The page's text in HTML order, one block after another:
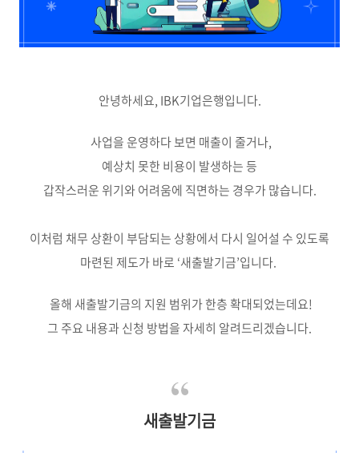
안녕하세요, IBK기업은행입니다.
사업을 운영하다 보면 매출이 줄거나,
예상치 못한 비용이 발생하는 등
갑작스러운 위기와 어려움에 직면하는 경우가 많습니다.
이처럼 채무 상환이 부담되는 상황에서 다시 일어설 수 있도록
마련된 제도가 바로 ‘새출발기금’입니다.
올해 새출발기금의 지원 범위가 한층 확대되었는데요!
그 주요 내용과 신청 방법을 자세히 알려드리겠습니다.
새출발기금